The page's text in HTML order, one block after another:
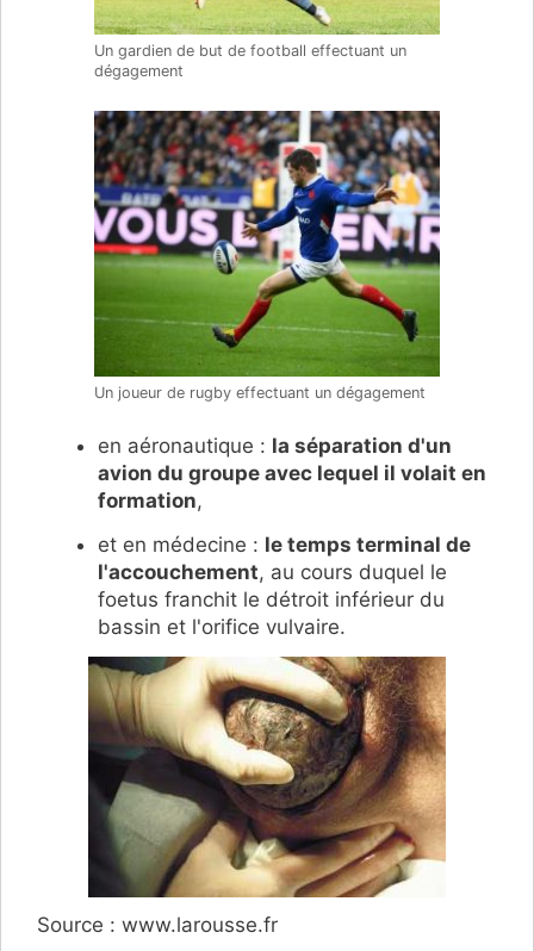
Un gardien de but de football effectuant un
dégagement
Un joueur de rugby effectuant un dégagement
en aéronautique : la séparation d'un
avion du groupe avec lequel il volait en
formation,
et en médecine : le temps terminal de
l'accouchement, au cours duquel le
foetus franchit le détroit inférieur du
bassin et l'orifice vulvaire.
Source : www.larousse.fr